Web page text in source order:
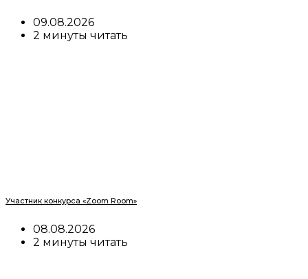
09.08.2026
2 минуты читать
Участник конкурса «Zoom Room»
08.08.2026
2 минуты читать